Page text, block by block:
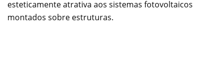
esteticamente atrativa aos sistemas fotovoltaicos
montados sobre estruturas.